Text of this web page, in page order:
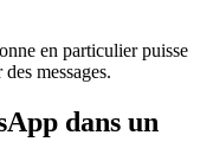
en particulier puisse
messages.
dans un